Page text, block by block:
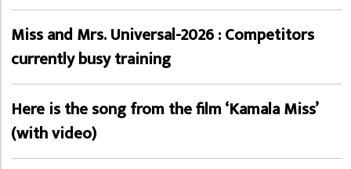
Miss and Mrs. Universal-2026 : Competitors
currently busy training
Here is the song from the film ‘Kamala Miss’
(with video)